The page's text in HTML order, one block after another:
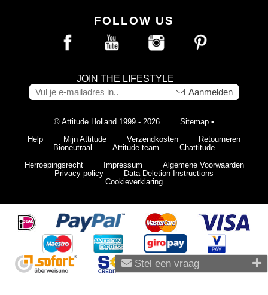
Stel een vraag
FOLLOW US
JOIN THE LIFESTYLE
Aanmelden
© Attitude Holland 1999 - 2026 Sitemap •
Help
Mijn Attitude Verzendkosten
Retourneren
Bioneutraal
Attitude team
Chattitude
Herroepingsrecht
Impressum
Algemene Voorwaarden
Privacy policy
Data Deletion Instructions
Cookieverklaring